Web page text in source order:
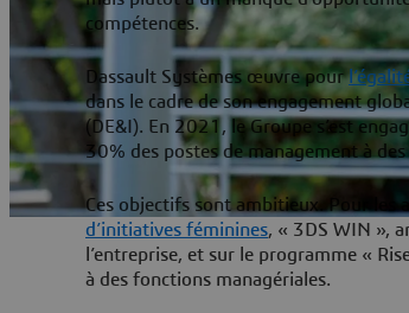
compétences.
Dassault Systèmes œuvre pour
dans le cadre de son engagement
(DE&I). En 2021, le Groupe s’est
30% des postes de management à
Ces objectifs sont ambitieux. Pour les
d’initiatives féminines, « 3DS WIN »,
l’entreprise, et sur le programme «
à des fonctions managériales.